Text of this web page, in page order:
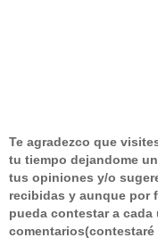
Te agradezco que
tu tiempo dejandome
tus opiniones y/o
recibidas y aunque por
pueda contestar a